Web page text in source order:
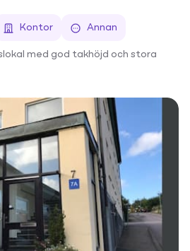
Kontor Annan
med god takhöjd och stora